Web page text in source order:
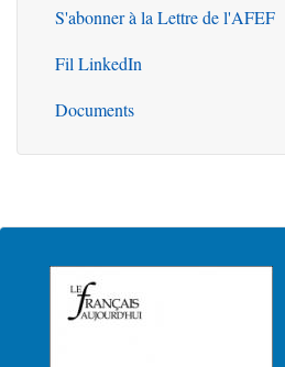
S'abonner à la Lettre de l'AFEF
Fil LinkedIn
Documents